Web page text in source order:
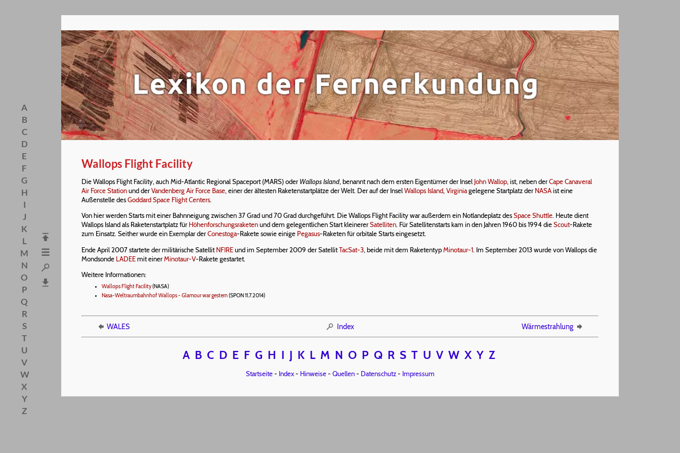
A
B
C
D
E
F
G
H
I
J
K
L
M
N
O
P
Q
R
S
T
U
V
W
X
Y
Z
Wallops Flight Facility
Die Wallops Flight Facility, auch Mid-Atlantic Regional Spaceport (MARS) oderWallops Island, benannt nach dem ersten Eigentümer der Insel John Wallop, ist, neben derCape Canaveral
Air Force Stationund derVandenberg Air Force Base, einer der ältesten Raketenstartplätze der Welt. Der auf der InselWallops Island, Virginiagelegene Startplatz derNASAist eine
Außenstelle desGoddard Space Flight Centers.
Von hier werden Starts mit einer Bahnneigung zwischen 37 Grad und 70 Grad durchgeführt. Die Wallops Flight Facility war außerdem ein Notlandeplatz desSpace Shuttle. Heute dient
Wallops Island als Raketenstartplatz fürHöhenforschungsraketenund dem gelegentlichen Start kleinererSatelliten. Für Satellitenstarts kam in den Jahren 1960 bis 1994 dieScout-Rakete
zum Einsatz. Seither wurde ein Exemplar derConestoga-Rakete sowie einige Pegasus-Raketen für orbitale Starts eingesetzt.
Ende April 2007 startete der militärische SatellitNFIREund im September 2009 der SatellitTacSat-3, beide mit dem RaketentypMinotaur-1. Im September 2013 wurde von Wallops die
Mondsonde LADEEmit einerMinotaur-V-Rakete gestartet.
Weitere Informationen:
Wallops Flight Facility(NASA)
Nasa-Weltraumbahnhof Wallops - Glamour war gestern(SPON 11.7.2014)
WALES Index Wärmestrahlung
A B C D E F G H I J K L M N O P Q R S T U V W X Y Z
Startseite- Index- Hinweise- Quellen- Datenschutz- Impressum